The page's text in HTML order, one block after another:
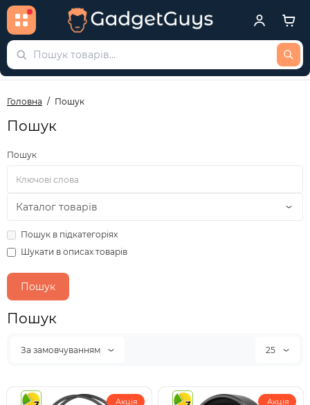
Головна Пошук
Пошук
Пошук
Пошук в підкатегоріях
Шукати в описах товарів
Пошук
За замовчуванням 25
Акція Акція